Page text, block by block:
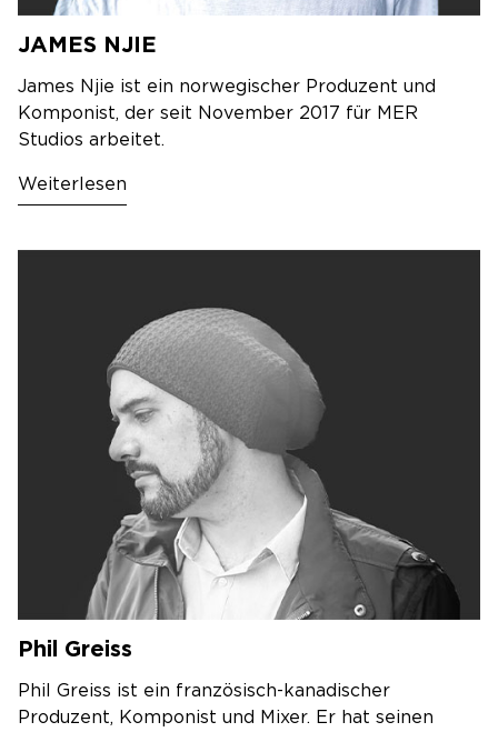
JAMES NJIE
James Njie ist ein norwegischer Produzent und
Komponist, der seit November 2017 für MER
Studios arbeitet.
Weiterlesen
Phil Greiss
Phil Greiss ist ein französisch-kanadischer
Produzent, Komponist und Mixer. Er hat seinen